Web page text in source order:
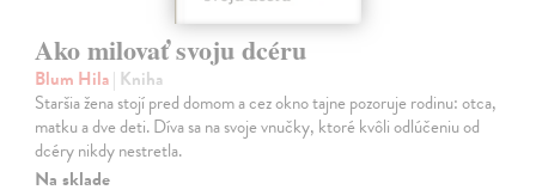
Ako milovať svoju dcéru
Blum Hila| Kniha
Staršia žena stojí pred domom a cez okno tajne pozoruje rodinu: otca,
matku a dve deti. Díva sa na svoje vnučky, ktoré kvôli odlúčeniu od
dcéry nikdy nestretla.
Na sklade